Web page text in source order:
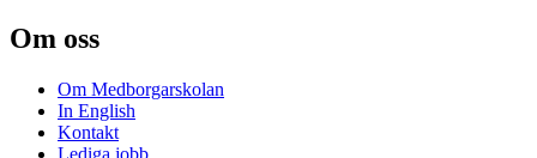
Om oss
Om Medborgarskolan
In English
Kontakt